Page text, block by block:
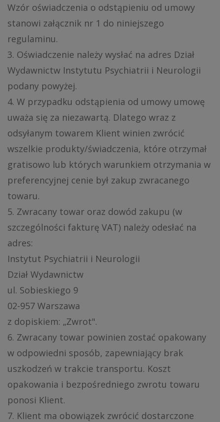
Wzór oświadczenia o odstąpieniu od umowy
stanowi załącznik nr 1 do niniejszego
regulaminu.
3. Oświadczenie należy wysłać na adres Dział
Wydawnictw Instytutu Psychiatrii i Neurologii
podany powyżej.
4. W przypadku odstąpienia od umowy umowę
uważa się za niezawartą. Dlatego wraz z
odsyłanym towarem Klient winien zwrócić
wszelkie produkty/świadczenia, które otrzymał
gratisowo lub których warunkiem otrzymania w
preferencyjnej cenie był zakup zwracanego
towaru.
5. Zwracany towar oraz dowód zakupu (w
szczególności fakturę VAT) należy odesłać na
adres:
Instytut Psychiatrii i Neurologii
Dział Wydawnictw
ul. Sobieskiego 9
02-957 Warszawa
z dopiskiem: „Zwrot".
6. Zwracany towar powinien zostać opakowany
w odpowiedni sposób, zapewniający brak
uszkodzeń w trakcie transportu. Koszt
opakowania i bezpośredniego zwrotu towaru
ponosi Klient.
7. Klient ma obowiązek zwrócić dostarczone